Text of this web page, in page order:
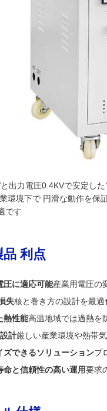
出力電圧0.4KVで安定し
環境下で 円滑な動作を保
です
利点
圧に適応可能産業用電圧の
失核と巻き方の設計を最
熱性能高温地域では過熱を
計厳しい産業環境や熱帯
ズできるソリューションプ
命と信頼性の高い運用要求